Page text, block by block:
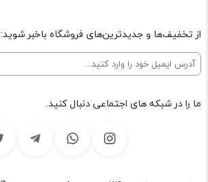
از تخفیف‌ها و جدیدترین‌های فروشگاه باخبر شوید:
ما را در شبکه های اجتماعی دنبال کنید.